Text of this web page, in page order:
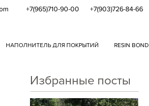
+7(965)710-90-00 +7(903)726-84-66
НАПОЛНИТЕЛЬ ДЛЯ ПОКРЫТИЙ RESIN BOND
Избранные посты